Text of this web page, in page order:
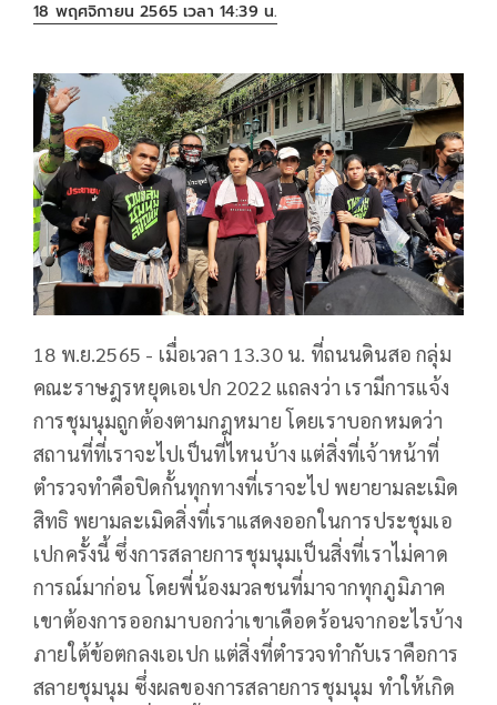
18 พฤศจิกายน 2565 เวลา 14:39 น.
18 พ.ย.2565 - เมื่อเวลา 13.30 น. ที่ถนนดินสอ กลุ่ม
คณะราษฎรหยุดเอเปก 2022 แถลงว่า เรามีการแจ้ง
การชุมนุมถูกต้องตามกฎหมาย โดยเราบอกหมดว่า
สถานที่ที่เราจะไปเป็นที่ไหนบ้าง แต่สิ่งที่เจ้าหน้าที่
ตำรวจทำคือปิดกั้นทุกทางที่เราจะไป พยายามละเมิด
สิทธิ พยามละเมิดสิ่งที่เราแสดงออกในการประชุมเอ
เปกครั้งนี้ ซึ่งการสลายการชุมนุมเป็นสิ่งที่เราไม่คาด
การณ์มาก่อน โดยพี่น้องมวลชนที่มาจากทุกภูมิภาค
เขาต้องการออกมาบอกว่าเขาเดือดร้อนจากอะไรบ้าง
ภายใต้ข้อตกลงเอเปก แต่สิ่งที่ตำรวจทำกับเราคือการ
สลายชุมนุม ซึ่งผลของการสลายการชุมนุม ทำให้เกิด